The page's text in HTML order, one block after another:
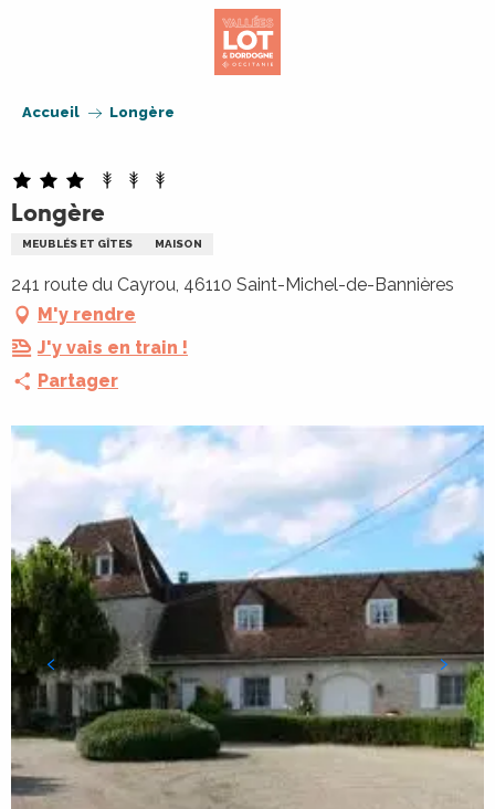
Accueil Longère
Longère
MEUBLÉS ET GÎTES MAISON
241 route du Cayrou, 46110 Saint-Michel-de-Bannières
M'y rendre
J'y vais en train !
Partager